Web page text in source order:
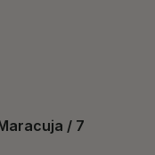
/ 7